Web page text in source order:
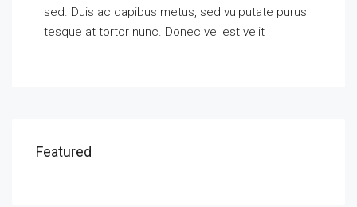
sed. Duis ac dapibus metus, sed vulputate purus
tesque at tortor nunc. Donec vel est velit
Featured